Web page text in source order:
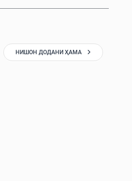
НИШОН ДОДАНИ ҲАМА